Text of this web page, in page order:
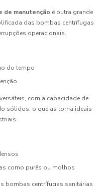
de manutenção é outra grande
das bombas centrífugas
operacionais.
do tempo
com a capacidade de
sólidos, o que as torna ideais
como purês ou molhos
bombas centrífugas sanitárias